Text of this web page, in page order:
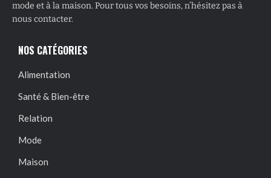
mode et à la maison. Pour tous vos besoins, n’hésitez pas à
nous contacter.
NOS CATÉGORIES
Alimentation
Santé & Bien-être
Relation
Mode
Maison